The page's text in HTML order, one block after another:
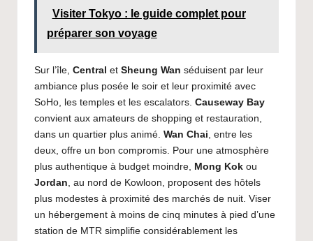
Visiter Tokyo : le guide complet pour
préparer son voyage
Sur l’île, Central et Sheung Wan séduisent par leur
ambiance plus posée le soir et leur proximité avec
SoHo, les temples et les escalators. Causeway Bay
convient aux amateurs de shopping et restauration,
dans un quartier plus animé. Wan Chai, entre les
deux, offre un bon compromis. Pour une atmosphère
plus authentique à budget moindre, Mong Kok ou
Jordan, au nord de Kowloon, proposent des hôtels
plus modestes à proximité des marchés de nuit. Viser
un hébergement à moins de cinq minutes à pied d’une
station de MTR simplifie considérablement les